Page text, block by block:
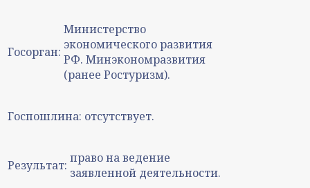
Госорган:
Министерство
экономического развития
РФ. Минэкономразвития
(ранее Ростуризм).
Госпошлина: отсутствует.
Результат: право на ведение
заявленной деятельности.